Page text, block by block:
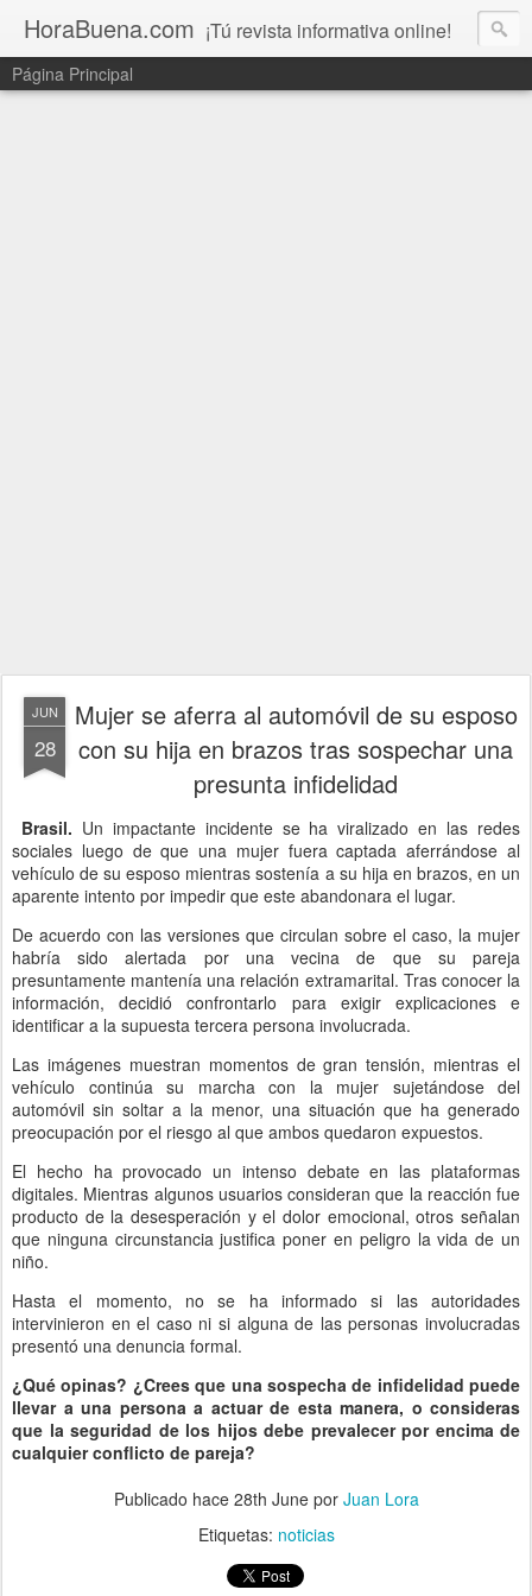
HoraBuena.com ¡Tú revista informativa online!
Página Principal
JUN
28
Mujer se aferra al automóvil de su esposo
con su hija en brazos tras sospechar una
presunta infidelidad
Brasil. Un impactante incidente se ha viralizado en las redes
sociales luego de que una mujer fuera captada aferrándose al
vehículo de su esposo mientras sostenía a su hija en brazos, en un
aparente intento por impedir que este abandonara el lugar.
De acuerdo con las versiones que circulan sobre el caso, la mujer
habría sido alertada por una vecina de que su pareja
presuntamente mantenía una relación extramarital. Tras conocer la
información, decidió confrontarlo para exigir explicaciones e
identificar a la supuesta tercera persona involucrada.
Las imágenes muestran momentos de gran tensión, mientras el
vehículo continúa su marcha con la mujer sujetándose del
automóvil sin soltar a la menor, una situación que ha generado
preocupación por el riesgo al que ambos quedaron expuestos.
El hecho ha provocado un intenso debate en las plataformas
digitales. Mientras algunos usuarios consideran que la reacción fue
producto de la desesperación y el dolor emocional, otros señalan
que ninguna circunstancia justifica poner en peligro la vida de un
niño.
Hasta el momento, no se ha informado si las autoridades
intervinieron en el caso ni si alguna de las personas involucradas
presentó una denuncia formal.
¿Qué opinas? ¿Crees que una sospecha de infidelidad puede
llevar a una persona a actuar de esta manera, o consideras
que la seguridad de los hijos debe prevalecer por encima de
cualquier conflicto de pareja?
Publicado hace 28th Junepor Juan Lora
Etiquetas: noticias